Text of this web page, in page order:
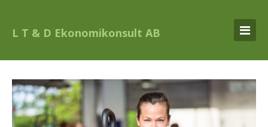
L T & D Ekonomikonsult AB